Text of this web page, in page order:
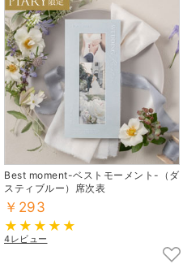
Best moment-ベストモーメント-（ダ
スティブルー）席次表
￥293
4レビュー